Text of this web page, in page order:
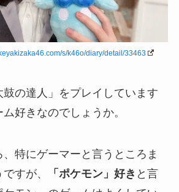
s/k46o/diary/detail/33463
鼓の達人」をプレイしています
好きなのでしょうか。
特にゲーマーと言うところま
すが、
「ポケモン」好き と言